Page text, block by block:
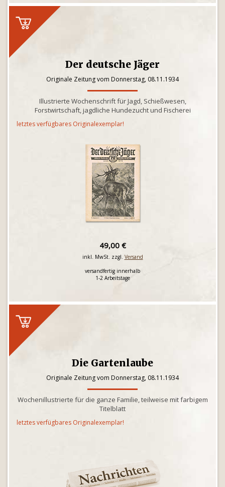
Der deutsche Jäger
Originale Zeitung vom Donnerstag, 08.11.1934
Illustrierte Wochenschrift für Jagd, Schießwesen,
Forstwirtschaft, jagdliche Hundezucht und Fischerei
letztes verfügbares Originalexemplar!
49,00 €
inkl. MwSt. zzgl. Versand
versandfertig innerhalb
1-2 Arbeitstage
Die Gartenlaube
Originale Zeitung vom Donnerstag, 08.11.1934
Wochenillustrierte für die ganze Familie, teilweise mit farbigem
Titelblatt
letztes verfügbares Originalexemplar!